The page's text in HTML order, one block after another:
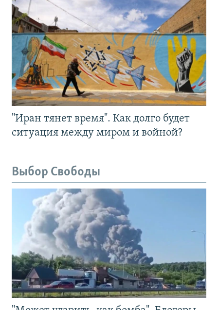
"Иран тянет время". Как долго будет
ситуация между миром и войной?
Выбор Свободы